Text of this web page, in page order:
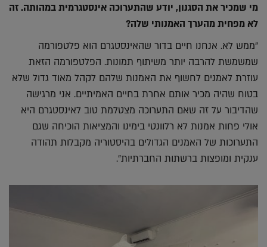
מי שמכיר את הסגנון, יודע שהתערוכה אינסטגרמית במהותה. זה
לא מפחית מהערך האמנותי שלה?
"ממש לא. אנחנו חיים בדור שהאינסטגרם הוא פלטפורמה
שמשמשת להרבה יותר משיתוף תמונות. הפלטפורמה הזאת
עוזרת לאמנים לחשוף את האמנות שלהם לקהל מאוד גדול שלא
בטוח שהיה מכיר אותם אחרת בחיים האמיתיים. אני מרגישה
שהדיבור על זה שאם התערוכה מצטלמת טוב לאינסטגרם היא
אולי פחות אמנות לא רלוונטי בימינו והמציאות הוכיחה שגם
התערוכות של האמנים הגדולים בהיסטוריה מקבלות תהודה
ענקית ומופצות ברשתות החברתיות".